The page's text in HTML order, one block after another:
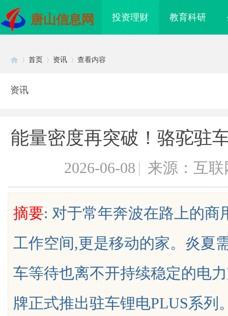
唐山信息网 投资理财 教育科研
uz
首页 资讯 查看内容
资讯
能量密度再突破！骆驼驻
2026-06-08 | 来源：互联
摘要: 对于常年奔波在路上的商
工作空间,更是移动的家。炎夏
车等待也离不开持续稳定的电
牌正式推出驻车锂电PLUS系
应用 展的先锋企业